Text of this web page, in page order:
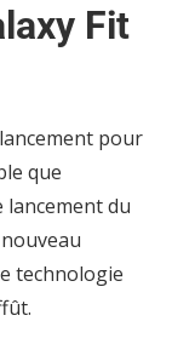
Fit
pour
que
lancement du
technologie